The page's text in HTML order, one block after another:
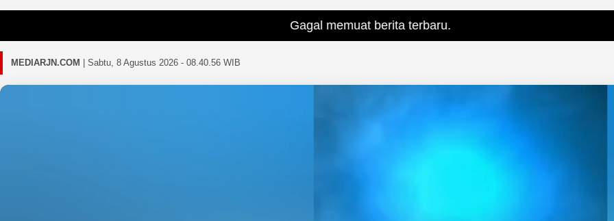
Gagal memuat berita terbaru.
MEDIARJN.COM Sabtu, 8 Agustus 2026 - 08.40.58 WIB